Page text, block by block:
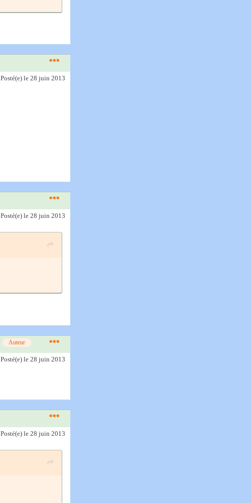
Posté(e) le 28 juin 2013
Posté(e) le 28 juin 2013
Auteur
Posté(e) le 28 juin 2013
Posté(e) le 28 juin 2013